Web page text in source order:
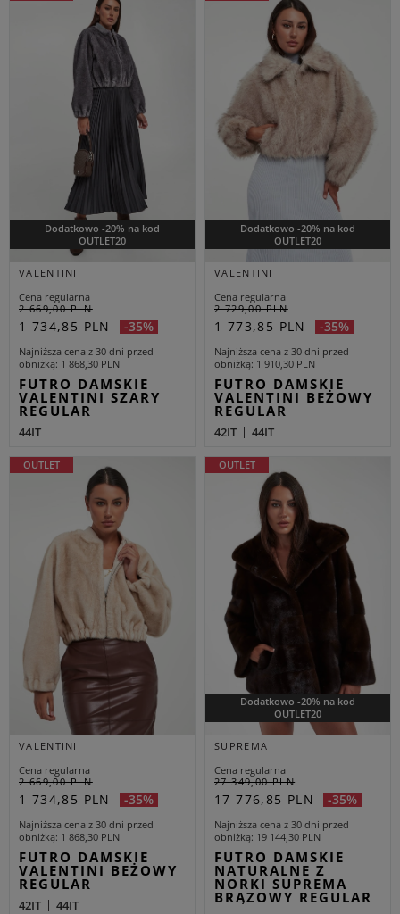
Dodatkowo -20% na kod
OUTLET20
VALENTINI
Cena regularna
2 669,00 PLN
1 734,85 PLN -35%
Najniższa cena z 30 dni przed
obniżką 1 868,30 PLN
FUTRO DAMSKIE
VALENTINI SZARY
REGULAR
44IT
Dodatkowo -20% na kod
OUTLET20
VALENTINI
Cena regularna
2 729,00 PLN
1 773,85 PLN -35%
Najniższa cena z 30 dni przed
obniżką 1 910,30 PLN
FUTRO DAMSKIE
VALENTINI BEŻOWY
REGULAR
42IT 44IT
OUTLET
VALENTINI
Cena regularna
2 669,00 PLN
1 734,85 PLN -35%
Najniższa cena z 30 dni przed
obniżką 1 868,30 PLN
FUTRO DAMSKIE
VALENTINI BEŻOWY
REGULAR
42IT 44IT
Dodatkowo -20% na kod
OUTLET20
OUTLET
SUPREMA
Cena regularna
27 349,00 PLN
17 776,85 PLN -35%
Najniższa cena z 30 dni przed
obniżką 19 144,30 PLN
FUTRO DAMSKIE
NATURALNE Z
NORKI SUPREMA
BRĄZOWY REGULAR